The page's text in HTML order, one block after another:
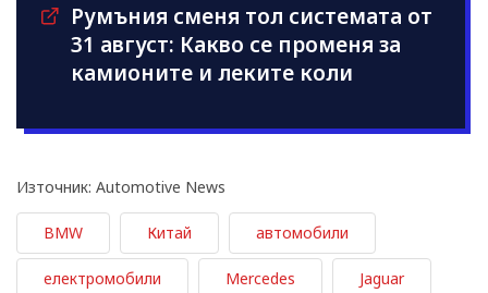
Румъния сменя тол системата от
31 август: Какво се променя за
камионите и леките коли
Източник: Automotive News
BMW Китай автомобили
електромобили Mercedes Jaguar